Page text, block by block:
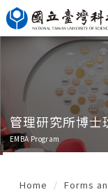
Jump
to
the
content
block
管理研究所博士
EMBA Program
Home Forms